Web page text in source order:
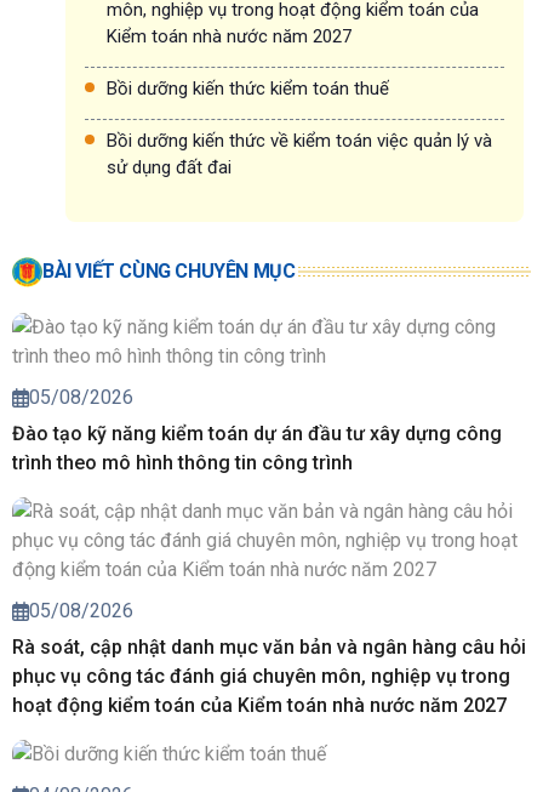
môn, nghiệp vụ trong hoạt động kiểm toán của
Kiểm toán nhà nước năm 2027
Bồi dưỡng kiến thức kiểm toán thuế
Bồi dưỡng kiến thức về kiểm toán việc quản lý và
sử dụng đất đai
BÀI VIẾT CÙNG CHUYÊN MỤC
05/08/2026
Đào tạo kỹ năng kiểm toán dự án đầu tư xây dựng công
trình theo mô hình thông tin công trình
05/08/2026
Rà soát, cập nhật danh mục văn bản và ngân hàng câu hỏi
phục vụ công tác đánh giá chuyên môn, nghiệp vụ trong
hoạt động kiểm toán của Kiểm toán nhà nước năm 2027